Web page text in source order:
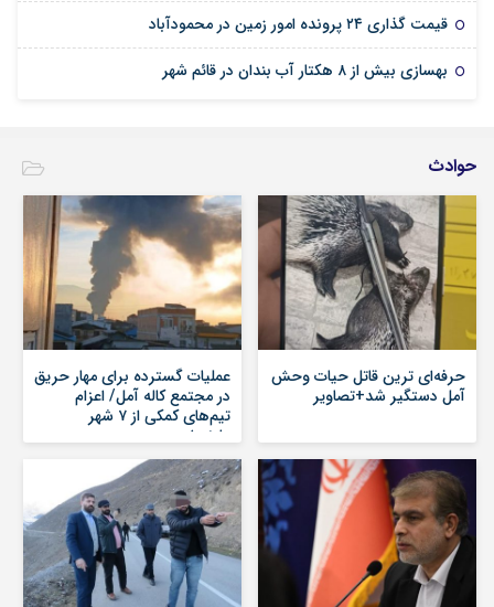
قیمت گذاری ۲۴ پرونده امور زمین در محمودآباد
بهسازی بیش از ۸ هکتار آب بندان در قائم شهر
حوادث
حرفه‌ای ترین قاتل حیات وحش
آمل دستگیر شد+تصاویر
عملیات گسترده برای مهار حریق
در مجتمع کاله آمل/ اعزام
تیم‌های کمکی از ۷ شهر
مازندران